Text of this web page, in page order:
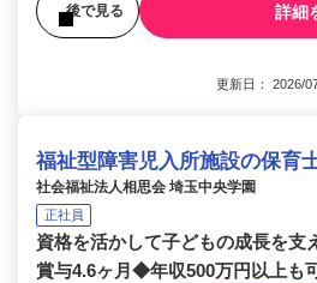
後で見る 詳細
更新日： 2026/
福祉型障害児入所施設の保育
社会福祉法人相思会 埼玉中央学園
正社員
資格を活かして子どもの成長を
賞与4.6ヶ月◆年収500万円以上